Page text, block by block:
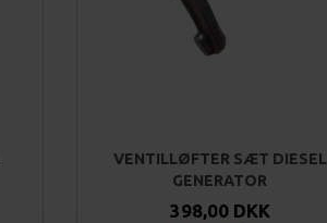
VENTILLØFTER SÆT DIESEL
GENERATOR
398,00 DKK